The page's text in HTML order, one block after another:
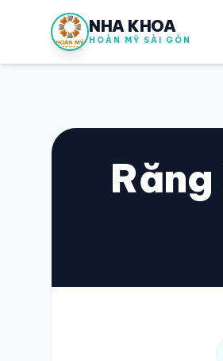
NHA KHOA
HOÀN MỸ SÀI GÒN